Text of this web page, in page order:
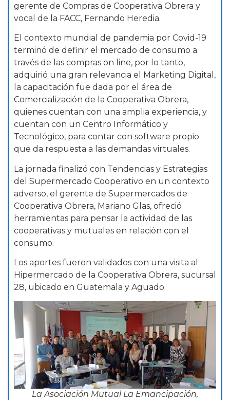
gerente de Compras de Cooperativa Obrera y
vocal de la FACC, Fernando Heredia.
El contexto mundial de pandemia por Covid-19
terminó de definir el mercado de consumo a
través de las compras on line, por lo tanto,
adquirió una gran relevancia el Marketing Digital,
la capacitación fue dada por el área de
Comercialización de la Cooperativa Obrera,
quienes cuentan con una amplia experiencia, y
cuentan con un Centro Informático y
Tecnológico, para contar con software propio
que da respuesta a las demandas virtuales.
La jornada finalizó con Tendencias y Estrategias
del Supermercado Cooperativo en un contexto
adverso, el gerente de Supermercados de
Cooperativa Obrera, Mariano Glas, ofreció
herramientas para pensar la actividad de las
cooperativas y mutuales en relación con el
consumo.
Los aportes fueron validados con una visita al
Hipermercado de la Cooperativa Obrera, sucursal
28, ubicado en Guatemala y Aguado.
La Asociación Mutual La Emancipación,